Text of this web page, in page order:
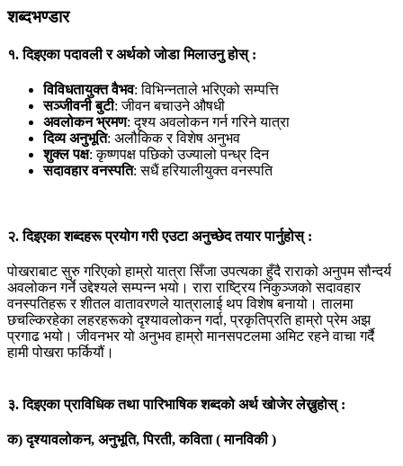
शब्दभण्डार
१. दिइएका पदावली र अर्थको जोडा मिलाउनु होस् :
विविधतायुक्त वैभव: विभिन्नताले भरिएको सम्पत्ति
सञ्जीवनी बुटी: जीवन बचाउने औषधी
अवलोकन भ्रमण: दृश्य अवलोकन गर्न गरिने यात्रा
दिव्य अनुभूति: अलौकिक र विशेष अनुभव
शुक्ल पक्ष: कृष्णपक्ष पछिको उज्यालो पन्ध्र दिन
सदावहार वनस्पति: सधैं हरियालीयुक्त वनस्पति
२. दिइएका शब्दहरू प्रयोग गरी एउटा अनुच्छेद तयार पार्नुहोस् :
पोखराबाट सुरु गरिएको हाम्रो यात्रा सिँजा उपत्यका हुँदै राराको अनुपम सौन्दर्य
अवलोकन गर्ने उद्देश्यले सम्पन्न भयो। रारा राष्ट्रिय निकुञ्जको सदावहार
वनस्पतिहरू र शीतल वातावरणले यात्रालाई थप विशेष बनायो। तालमा
छचल्किरहेका लहरहरूको दृश्यावलोकन गर्दा, प्रकृतिप्रति हाम्रो प्रेम अझ
प्रगाढ भयो। जीवनभर यो अनुभव हाम्रो मानसपटलमा अमिट रहने वाचा गर्दै
हामी पोखरा फर्कियौं।
३. दिइएका प्राविधिक तथा पारिभाषिक शब्दको अर्थ खोजेर लेख्नुहोस् :
क) दृश्यावलोकन, अनुभूति, पिरती, कविता ( मानविकी )